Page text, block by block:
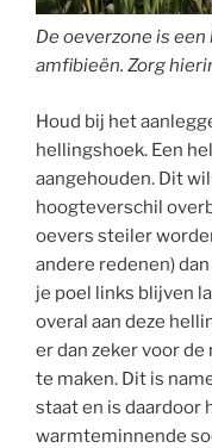
De oeverzone is
amfibieën. Zorg
Houd bij het
hellingshoek. Een
aangehouden. Dit
hoogteverschil
oevers steiler
andere redenen)
je poel links blijven
overal aan deze
er dan zeker voor
te maken. Dit is
staat en is daardoor
warmteminnende